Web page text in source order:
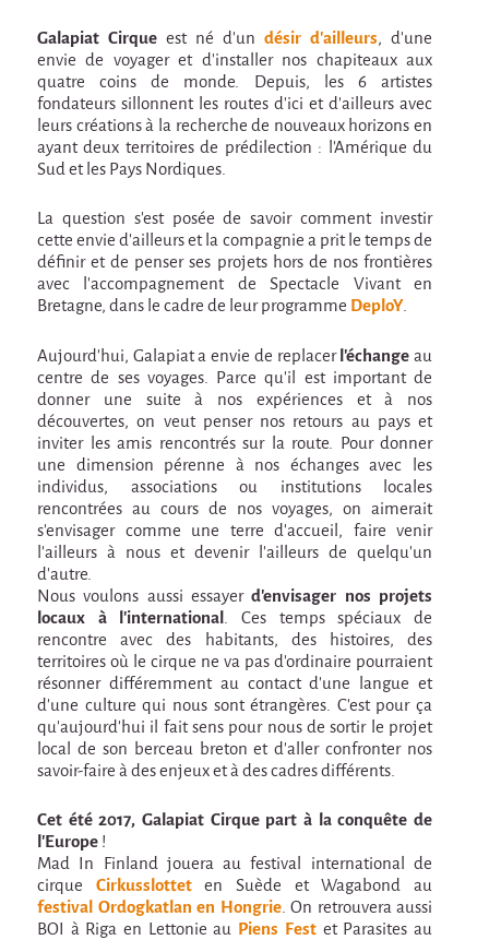
Courbatures
Courbatures
La Brise de la Pastille
L'âne & la carotte
Les maîtres du désordre
L'essaim - Projet participatif autour de la
Brise de la Pastille
Mad in Finland
Préviens les autres
Sans-culotte
Sans-Culotte
En création
Espèce d'idiot
Il va pleuvoir
Il va pleuvoir
HIKI
HIKI
Mordicus (titre provisoire)
MORDICUS (titre provisoire)
En souvenir
Risque ZérO
BOI
Capilotractées
Galapiat Cirque est né d'un désir d'ailleurs, d'une
envie de voyager et d'installer nos chapiteaux aux
quatre coins de monde. Depuis, les 6 artistes
fondateurs sillonnent les routes d'ici et d'ailleurs avec
leurs créations à la recherche de nouveaux horizons en
ayant deux territoires de prédilection : l'Amérique du
Sud et les Pays Nordiques.
La question s'est posée de savoir comment investir
cette envie d'ailleurs et la compagnie a prit le temps de
définir et de penser ses projets hors de nos frontières
avec l'accompagnement de Spectacle Vivant en
Bretagne, dans le cadre de leur programme DeploY.
Aujourd'hui, Galapiat a envie de replacerl'échange au
centre de ses voyages. Parce qu'il est important de
donner une suite à nos expériences et à nos
découvertes, on veut penser nos retours au pays et
inviter les amis rencontrés sur la route. Pour donner
une dimension pérenne à nos échanges avec les
individus, associations ou institutions locales
rencontrées au cours de nos voyages, on aimerait
s'envisager comme une terre d'accueil, faire venir
l'ailleurs à nous et devenir l'ailleurs de quelqu'un
d'autre.
Nous voulons aussi essayerd'envisager nos projets
locaux à l'international. Ces temps spéciaux de
rencontre avec des habitants, des histoires, des
territoires où le cirque ne va pas d'ordinaire pourraient
résonner différemment au contact d'une langue et
d'une culture qui nous sont étrangères. C'est pour ça
qu'aujourd'hui il fait sens pour nous de sortir le projet
local de son berceau breton et d'aller confronter nos
savoir-faire à des enjeux et à des cadres différents.
Cet été 2017, Galapiat Cirque part à la conquête de
l'Europe !
Mad In Finland jouera au festival international de
cirque Cirkusslotteten Suède et Wagabond au
festival Ordogkatlan en Hongrie. On retrouvera aussi
BOI à Riga en Lettonie au Piens Festet Parasites au